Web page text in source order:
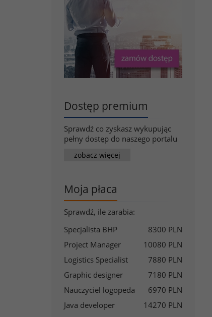
Dostęp premium
Sprawdź co zyskasz wykupując
pełny dostęp do naszego portalu
zobacz więcej
Moja płaca
Sprawdź, ile zarabia:
Specjalista BHP
8300 PLN
Project Manager
10080 PLN
Logistics Specialist
7880 PLN
Graphic designer
7180 PLN
Nauczyciel logopeda
6970 PLN
Java developer
14270 PLN